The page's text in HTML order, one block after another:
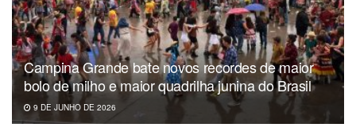
Campina Grande bate novos recordes de maior
bolo de milho e maior quadrilha junina do Brasil
9 DE JUNHO DE 2026